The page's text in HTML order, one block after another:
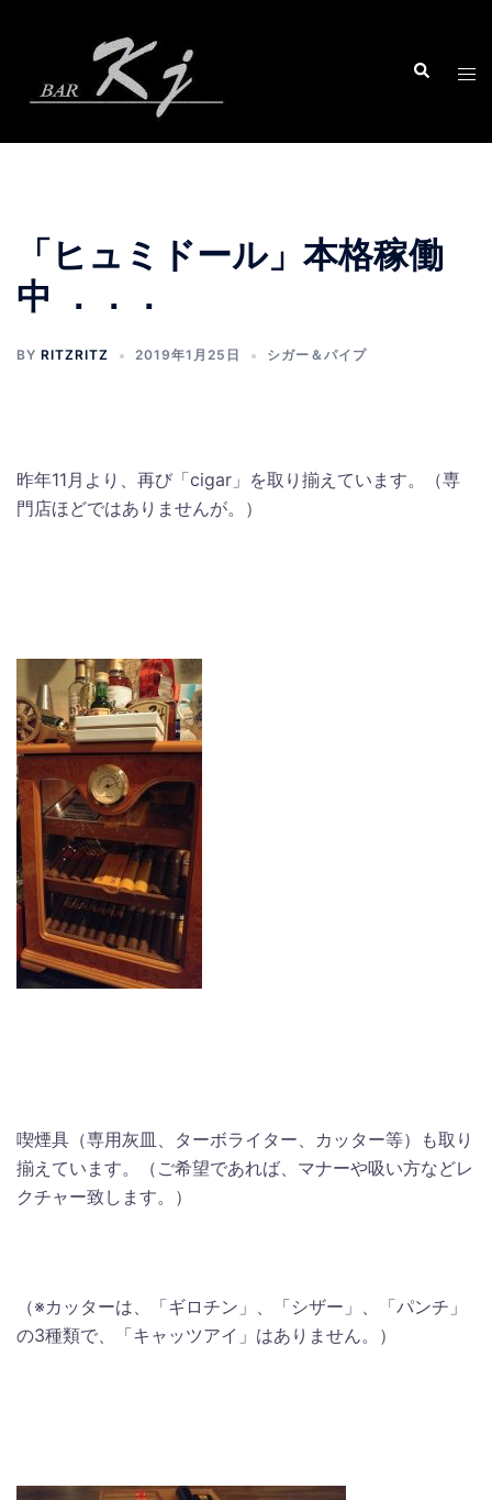
「ヒュミドール」本格稼働
中 ．．．
BY RITZRITZ 2019年1月25日 シガー＆パイプ
昨年11月より、再び「cigar」を取り揃えています。（専
門店ほどではありませんが。）
喫煙具（専用灰皿、ターボライター、カッター等）も取り
揃えています。（ご希望であれば、マナーや吸い方などレ
クチャー致します。）
（※カッターは、「ギロチン」、「シザー」、「パンチ」
の3種類で、「キャッツアイ」はありません。）